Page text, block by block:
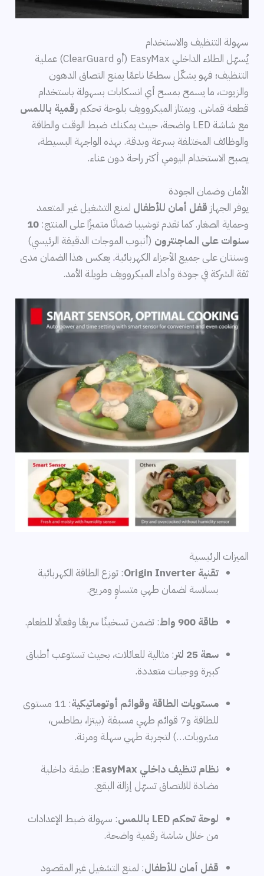
سهولة التنظيف والاستخدام
يُسهّل الطلاء الداخلي EasyMax (أو ClearGuard) عملية
التنظيف؛ فهو يشكّل سطحًا ناعمًا يمنع التصاق الدهون
والزيوت، ما يسمح بمسح أي انسكابات بسهولة باستخدام
قطعة قماش. ويمتاز الميكروويف بلوحة تحكمرقمية باللمس
مع شاشة LED واضحة، حيث يمكنك ضبط الوقت والطاقة
والوظائف المختلفة بسرعة وبدقة. بهذه الواجهة البسيطة،
يصبح الاستخدام اليومي أكثر راحة دون عناء.
الأمان وضمان الجودة
يوفر الجهاز قفل أمان للأطفال لمنع التشغيل غير المتعمد
وحماية الصغار. كما تقدم توشيبا ضمانًا متميزًا على المنتج:10
سنوات على الماجنترون (أنبوب الموجات الدقيقة الرئيسي)
وسنتان على جميع الأجزاء الكهربائية. يعكس هذا الضمان مدى
ثقة الشركة في جودة وأداء الميكروويف طويلة الأمد.
الميزات الرئيسية
تقنية Origin Inverter
: توزع الطاقة الكهربائية
بسلاسة لضمان طهي متساوٍ ومريح.
طاقة 900 واط : تضمن تسخينًا سريعًا وفعالًا للطعام.
سعة 25 لتر
: مثالية للعائلات، بحيث تستوعب أطباق
كبيرة ووجبات متعددة.
مستويات الطاقة وقوائم أوتوماتيكية
: 11 مستوى
للطاقة و7 قوائم طهي مسبقة (بيتزا، بطاطس،
مشروبات…) لتجربة طهي سهلة ومرنة.
نظام تنظيف داخلي EasyMax
: طبقة داخلية
مضادة للالتصاق تسهّل إزالة البقع.
لوحة تحكم LED باللمس
: سهولة ضبط الإعدادات
من خلال شاشة رقمية واضحة.
قفل أمان للأطفال: لمنع التشغيل غير المقصود